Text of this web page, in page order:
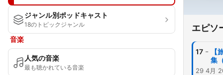
ジャンル別ポッドキャスト
18のトピックジャンル
音楽
人気の音楽
最も聴かれている音楽
エピソ
17 -
集
29 4月